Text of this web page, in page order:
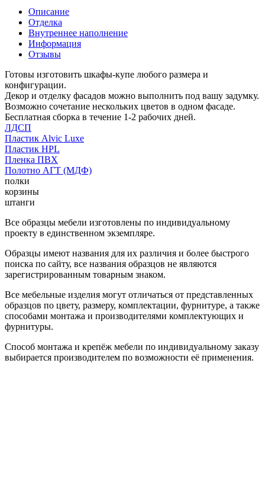
Описание
Отделка
Внутреннее наполнение
Информация
Отзывы
Готовы изготовить шкафы-купе любого размера и
конфигурации.
Декор и отделку фасадов можно выполнить под вашу задумку.
Возможно сочетание нескольких цветов в одном фасаде.
Бесплатная сборка в течение 1-2 рабочих дней.
ЛДСП
Пластик Alvic Luxe
Пластик HPL
Пленка ПВХ
Полотно АГТ (МДФ)
полки
корзины
штанги
Все образцы мебели изготовлены по индивидуальному
проекту в единственном экземпляре.
Образцы имеют названия для их различия и более быстрого
поиска по сайту, все названия образцов не являются
зарегистрированным товарным знаком.
Все мебельные изделия могут отличаться от представленных
образцов по цвету, размеру, комплектации, фурнитуре, а также
способами монтажа и производителями комплектующих и
фурнитуры.
Способ монтажа и крепёж мебели по индивидуальному заказу
выбирается производителем по возможности её применения.